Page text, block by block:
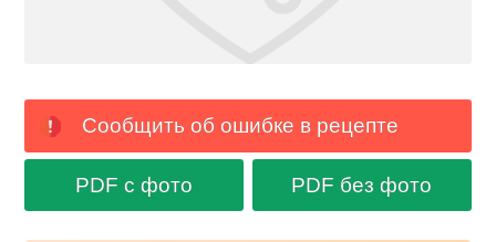
Сообщить об ошибке в рецепте
PDF с фото PDF без фото